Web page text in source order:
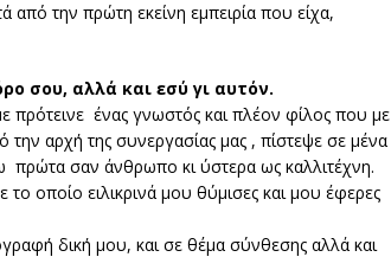
την πρώτη εκείνη εμπειρία που είχα,
σου, αλλά και εσύ γι αυτόν.
πρότεινε ένας γνωστός και πλέον φίλος που με
αρχή της συνεργασίας μας , πίστεψε σε μένα
σαν άνθρωπο κι ύστερα ως καλλιτέχνη.
οποίο ειλικρινά μου θύμισες και μου έφερες
δική μου, και σε θέμα σύνθεσης αλλά και